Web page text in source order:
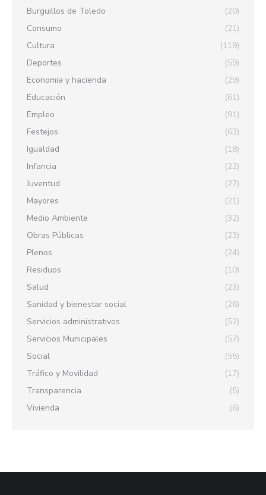
Burguillos de Toledo
(20)
Consumo
(21)
Cultura
(119)
Deportes
(59)
Economia y hacienda
(29)
Educación
(61)
Empleo
(91)
Festejos
(63)
Igualdad
(18)
Infancia
(22)
Juventud
(27)
Mayores
(21)
Medio Ambiente
(32)
Obras Públicas
(23)
Plenos
(24)
Residuos
(10)
Salud
(23)
Sanidad y bienestar social
(26)
Servicios administrativos
(52)
Servicios Municipales
(57)
Social
(55)
Tráfico y Movilidad
(17)
Transparencia
(5)
Vivienda
(6)